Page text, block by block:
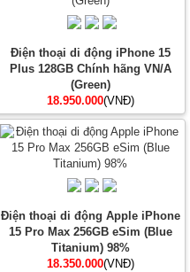
Điện thoại di động iPhone 15
Plus 128GB Chính hãng VN/A
(Green)
18.950.000(VNĐ)
Điện thoại di động Apple iPhone
15 Pro Max 256GB eSim (Blue
Titanium) 98%
18.350.000(VNĐ)